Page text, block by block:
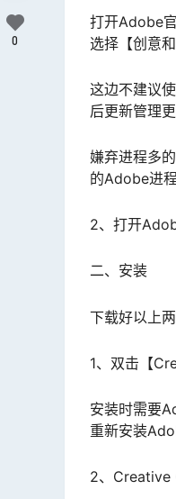
打开Adobe
选择【创意
这边不建议
后更新管理更
嫌弃进程多
的Adobe进
2、打开
二、安装
下载好以上
1、双击【
安装时需要
重新安装
2、Creative
0